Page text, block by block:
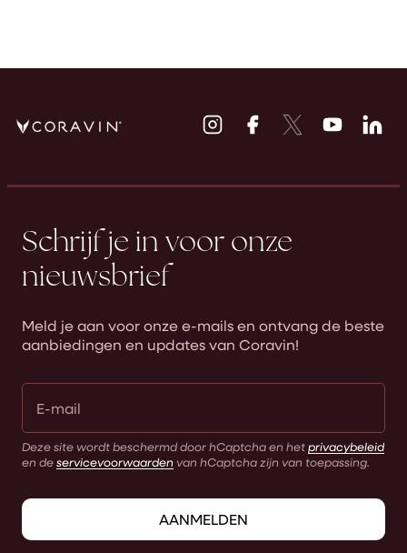
Instagram
opent
venster
Facebook
opent
venster
Twitter
opent
venster
Youtube
opent
venster
Schrijf je in voor onze
nieuwsbrief
Meld je aan voor onze e-mails en ontvang de beste
aanbiedingen en updates van Coravin!
Deze site wordt beschermd door hCaptcha en hetprivacybeleid
en deservicevoorwaarden van hCaptcha zijn van toepassing.
AANMELDEN